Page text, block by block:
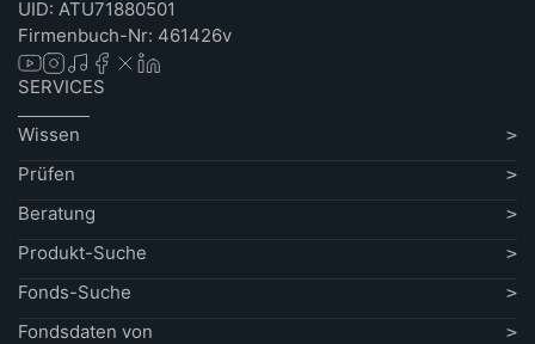
UID: ATU71880501
Firmenbuch-Nr: 461426v
SERVICES
Wissen
Prüfen
Beratung
Produkt-Suche
Fonds-Suche
Fondsdaten von